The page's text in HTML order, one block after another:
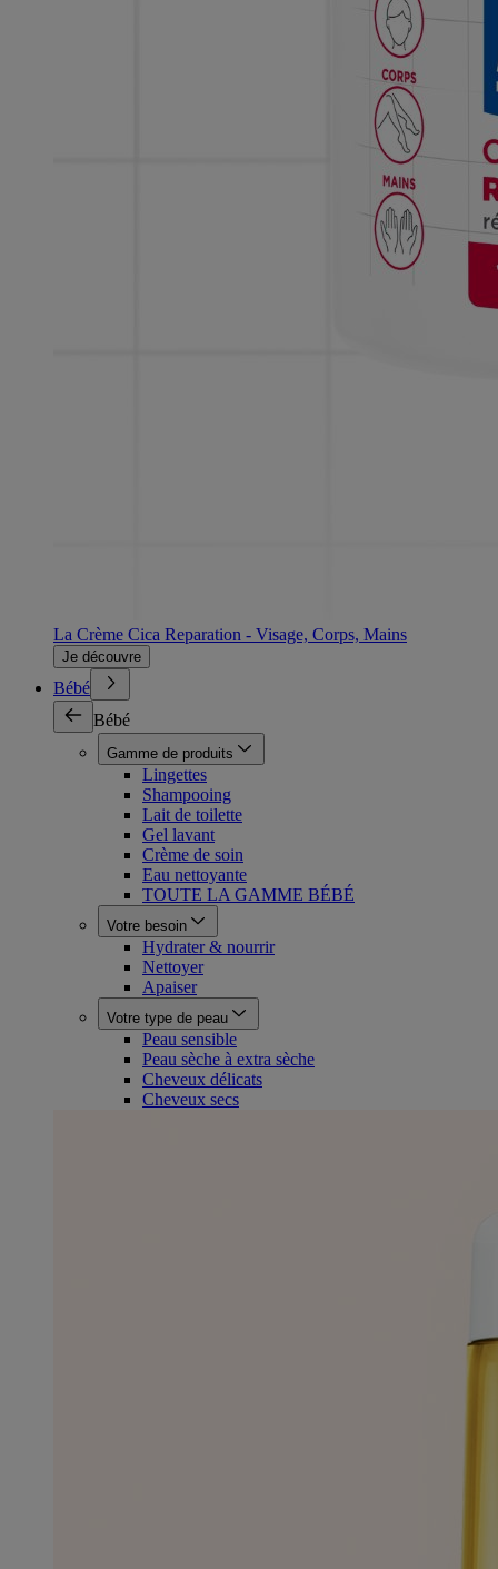
La Crème Cica Reparation - Visage, Corps, Mains
Je découvre
Bébé
Bébé
Gamme de produits
Lingettes
Shampooing
Lait de toilette
Gel lavant
Crème de soin
Eau nettoyante
TOUTE LA GAMME BÉBÉ
Votre besoin
Hydrater & nourrir
Nettoyer
Apaiser
Votre type de peau
Peau sensible
Peau sèche à extra sèche
Cheveux délicats
Cheveux secs